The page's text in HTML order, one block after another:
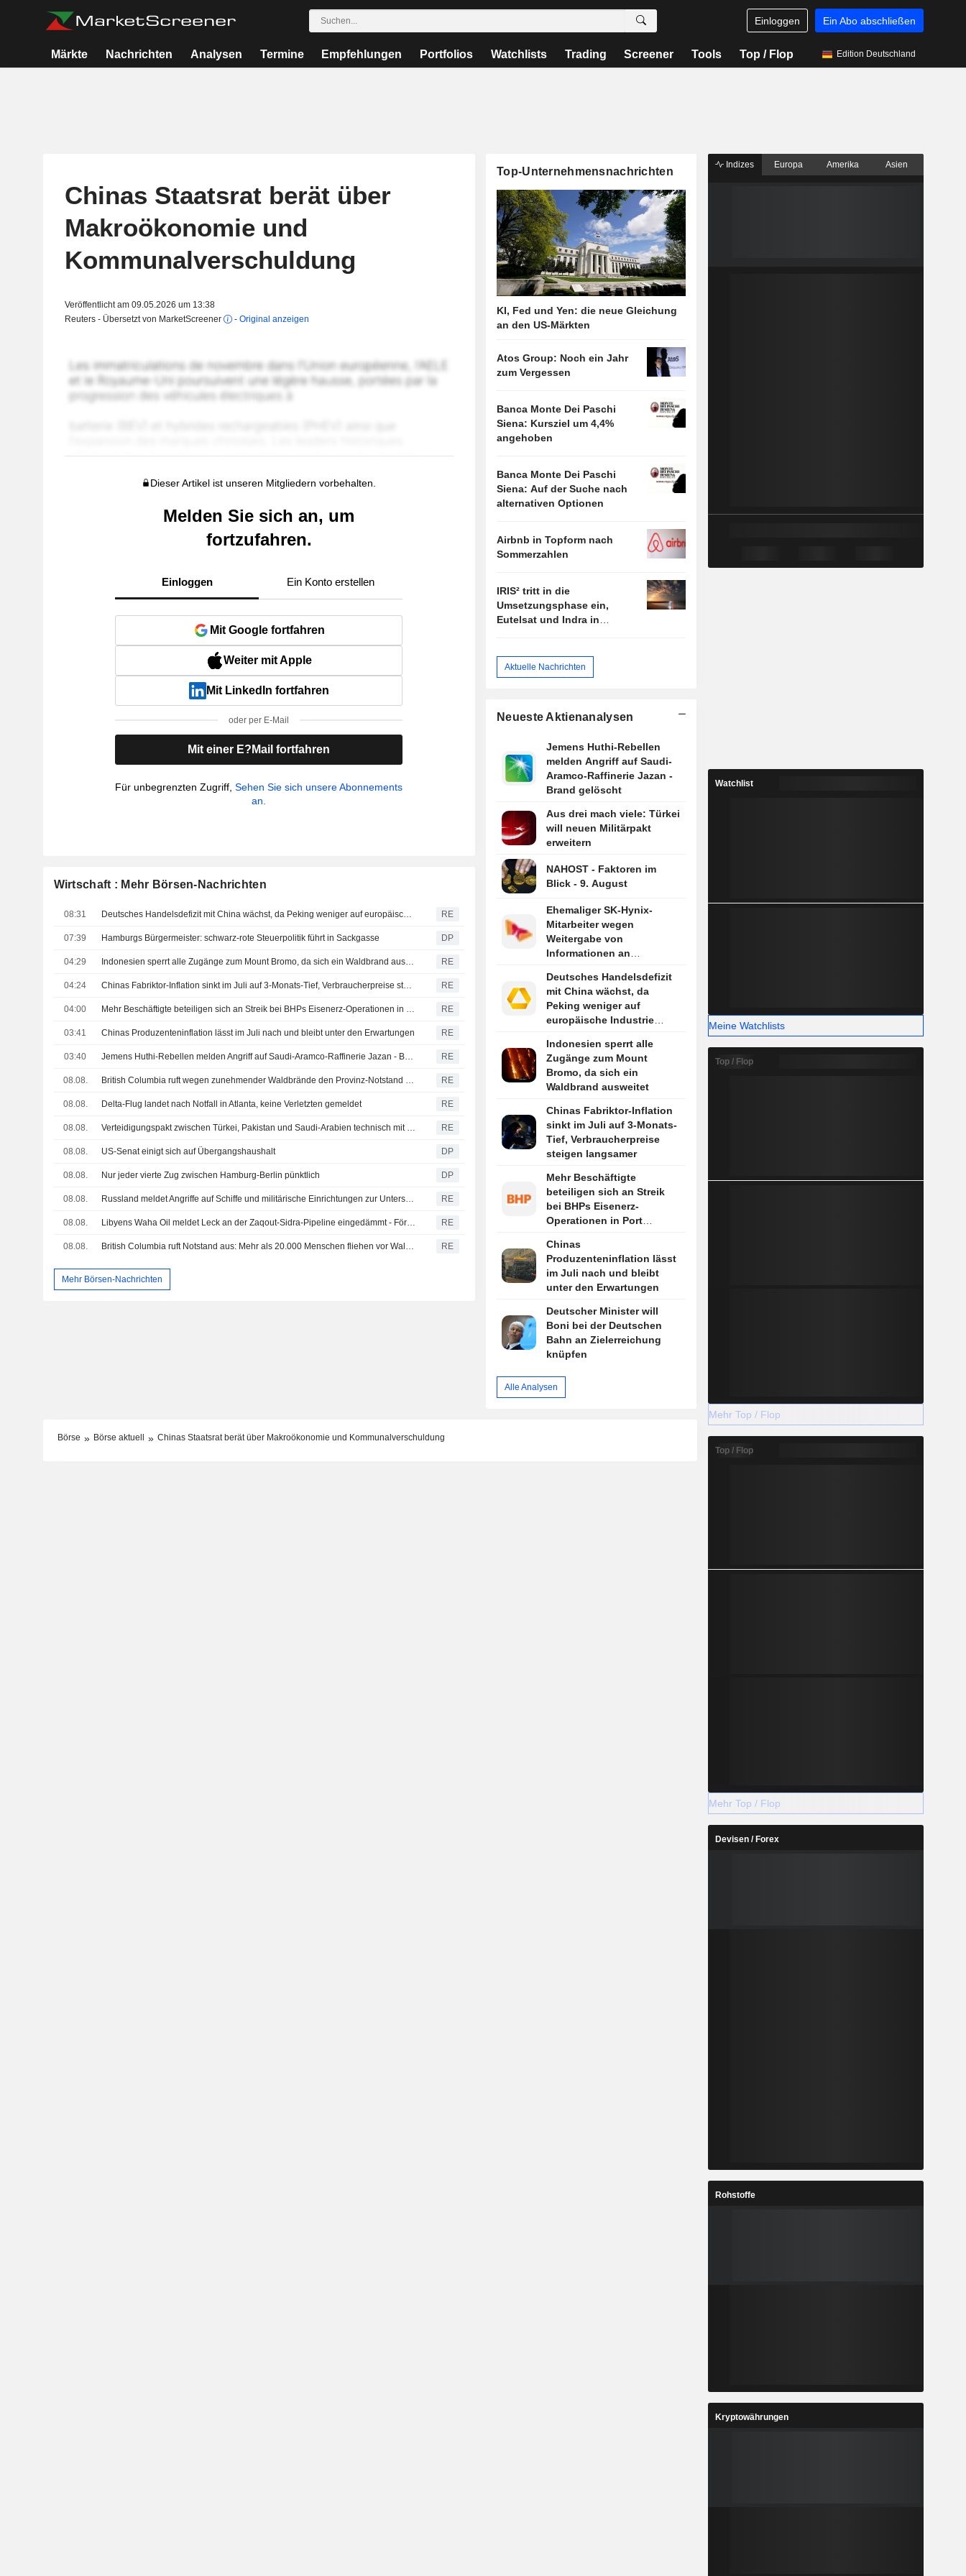
Einloggen Ein Abo abschließen
Märkte Nachrichten Analysen Termine Empfehlungen Portfolios Watchlists Trading Screener Tools Top / Flop Edition Deutschland
Chinas Staatsrat berät über
Makroökonomie und
Kommunalverschuldung
Veröffentlicht am 09.05.2026 um 13:38
Reuters - Übersetzt von MarketScreener
- Original anzeigen
Dieser Artikel ist unseren Mitgliedern vorbehalten.
Melden Sie sich an, um
fortzufahren.
Einloggen Ein Konto erstellen
Mit Google fortfahren
Weiter mit Apple
Mit LinkedIn fortfahren
oder per E-Mail
Mit einer E?Mail fortfahren
Für unbegrenzten Zugriff,Sehen Sie sich unsere Abonnements
an.
Wirtschaft : Mehr Börsen-Nachrichten
08:31 Deutsches Handelsdefizit mit China wächst, da Peking weniger auf europäische Industrie angewiesen ist RE
07:39 Hamburgs Bürgermeister: schwarz-rote Steuerpolitik führt in Sackgasse DP
04:29 Indonesien sperrt alle Zugänge zum Mount Bromo, da sich ein Waldbrand ausweitet RE
04:24 Chinas Fabriktor-Inflation sinkt im Juli auf 3-Monats-Tief, Verbraucherpreise steigen langsamer RE
04:00 Mehr Beschäftigte beteiligen sich an Streik bei BHPs Eisenerz-Operationen in Port Hedland RE
03:41 Chinas Produzenteninflation lässt im Juli nach und bleibt unter den Erwartungen RE
03:40 Jemens Huthi-Rebellen melden Angriff auf Saudi-Aramco-Raffinerie Jazan - Brand gelöscht RE
08.08. British Columbia ruft wegen zunehmender Waldbrände den Provinz-Notstand aus RE
08.08. Delta-Flug landet nach Notfall in Atlanta, keine Verletzten gemeldet RE
08.08. Verteidigungspakt zwischen Türkei, Pakistan und Saudi-Arabien technisch mit NATOs Artikel 5 identisch, sagt türkischer Minister RE
08.08. US-Senat einigt sich auf Übergangshaushalt DP
08.08. Nur jeder vierte Zug zwischen Hamburg-Berlin pünktlich DP
08.08. Russland meldet Angriffe auf Schiffe und militärische Einrichtungen zur Unterstützung der Ukraine in Odesa und Mykolaiv RE
08.08. Libyens Waha Oil meldet Leck an der Zaqout-Sidra-Pipeline eingedämmt - Förderung nach Reparaturen wieder aufgenommen RE
08.08. British Columbia ruft Notstand aus: Mehr als 20.000 Menschen fliehen vor Waldbränden RE
Mehr Börsen-Nachrichten
Top-Unternehmensnachrichten
KI, Fed und Yen: die neue Gleichung
an den US-Märkten
Atos Group: Noch ein Jahr
zum Vergessen
Banca Monte Dei Paschi
Siena: Kursziel um 4,4%
angehoben
Banca Monte Dei Paschi
Siena: Auf der Suche nach
alternativen Optionen
Airbnb in Topform nach
Sommerzahlen
IRIS² tritt in die
Umsetzungsphase ein,
Eutelsat und Indra in
Aktuelle Nachrichten
Neueste Aktienanalysen
Jemens Huthi-Rebellen
melden Angriff auf Saudi-
Aramco-Raffinerie Jazan -
Brand gelöscht
Aus drei mach viele: Türkei
will neuen Militärpakt
erweitern
NAHOST - Faktoren im
Blick - 9. August
Ehemaliger SK-Hynix-
Mitarbeiter wegen
Weitergabe von
Informationen an
zu Haftstrafe verurteilt,
berichtet Yonhap
Deutsches Handelsdefizit
mit China wächst, da
Peking weniger auf
europäische Industrie
Indonesien sperrt alle
Zugänge zum Mount
Bromo, da sich ein
Waldbrand ausweitet
Chinas Fabriktor-Inflation
sinkt im Juli auf 3-Monats-
Tief, Verbraucherpreise
steigen langsamer
Mehr Beschäftigte
beteiligen sich an Streik
bei BHPs Eisenerz-
Operationen in Port
Chinas
Produzenteninflation lässt
im Juli nach und bleibt
unter den Erwartungen
Deutscher Minister will
Boni bei der Deutschen
Bahn an Zielerreichung
knüpfen
Alle Analysen
Börse Börse aktuell Chinas Staatsrat berät über Makroökonomie und Kommunalverschuldung
Indizes Europa Amerika Asien
Watchlist
Meine Watchlists
Top / Flop
Mehr Top / Flop
Top / Flop
Mehr Top / Flop
Devisen / Forex
Rohstoffe
Kryptowährungen